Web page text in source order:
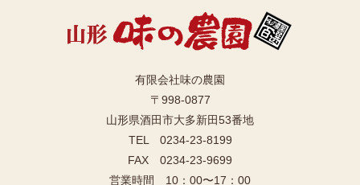
有限会社味の農園
〒998-0877
山形県酒田市大多新田53番地
TEL 0234-23-8199
FAX 0234-23-9699
営業時間 10：00〜17：00